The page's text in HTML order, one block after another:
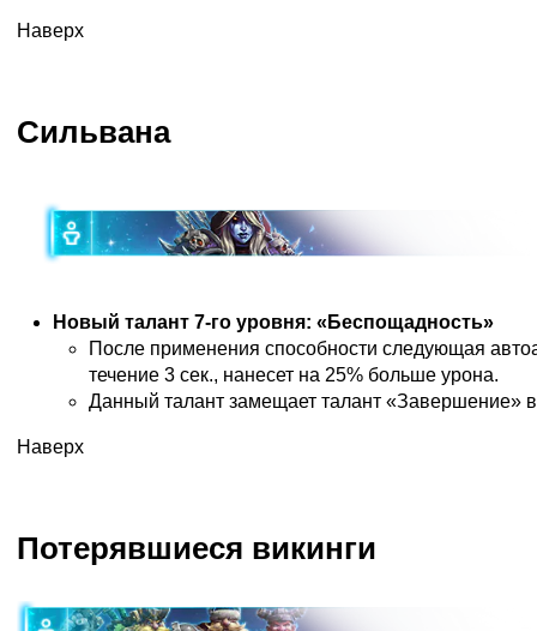
Наверх
Сильвана
Новый талант 7-го уровня: «Беспощадность»
После применения способности следующая
течение 3 сек., нанесет на 25% больше урона.
Данный талант замещает талант «Завершение»
Наверх
Потерявшиеся викинги